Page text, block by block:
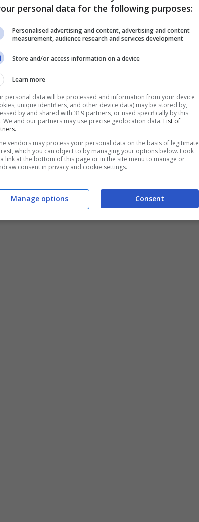
personal data for the following purposes:
Personalised advertising and content, advertising and content
measurement, audience research and services development
Store and/or access information on a device
Learn more
personal data will be processed and information from your device
unique identifiers, and other device data) may be stored by,
by and shared with 319 partners, or used specifically by this
We and our partners may use precise geolocation data. List of
vendors may process your personal data on the basis of legitimate
which you can object to by managing your options below. Look
link at the bottom of this page or in the site menu to manage or
consent in privacy and cookie settings.
Consent
Manage options